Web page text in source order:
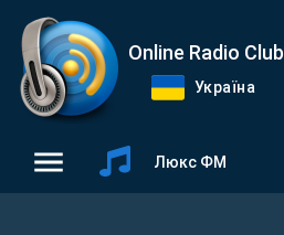
Online Radio Club
Україна
Люкс ФМ